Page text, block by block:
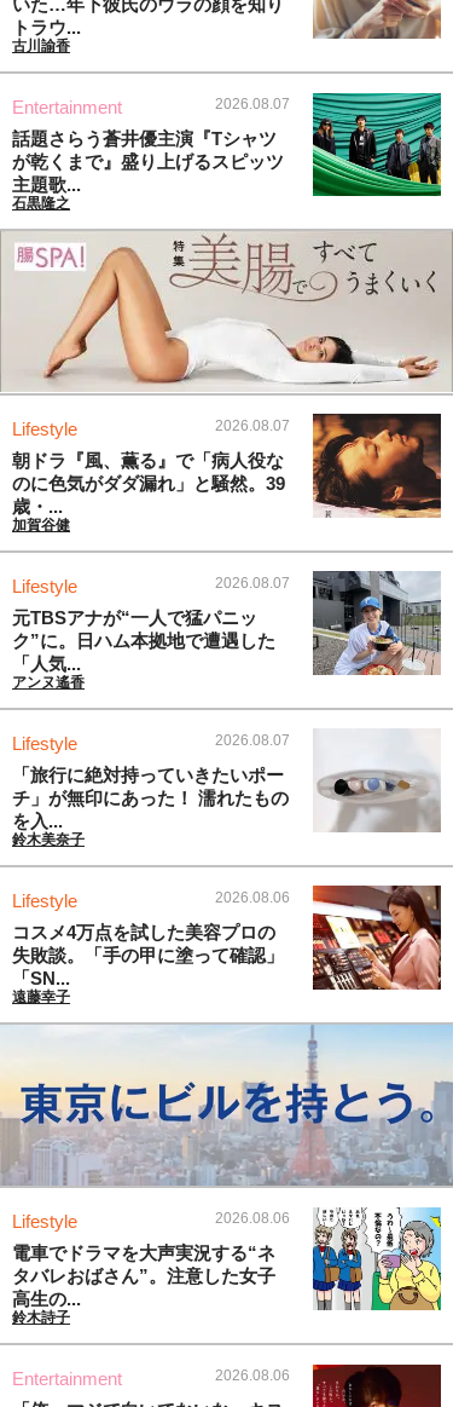
いた…年下彼氏のウラの顔を知り
トラウ...
古川諭香
Entertainment 2026.08.07
話題さらう蒼井優主演『Tシャツ
が乾くまで』盛り上げるスピッツ
主題歌...
石黒隆之
Lifestyle 2026.08.07
朝ドラ『風、薫る』で「病人役な
のに色気がダダ漏れ」と騒然。39
歳・...
加賀谷健
Lifestyle 2026.08.07
元TBSアナが“一人で猛パニッ
ク”に。日ハム本拠地で遭遇した
「人気...
アンヌ遙香
Lifestyle 2026.08.07
「旅行に絶対持っていきたいポー
チ」が無印にあった！ 濡れたもの
を入...
鈴木美奈子
Lifestyle 2026.08.06
コスメ4万点を試した美容プロの
失敗談。「手の甲に塗って確認」
「SN...
遠藤幸子
Lifestyle 2026.08.06
電車でドラマを大声実況する“ネ
タバレおばさん”。注意した女子
高生の...
鈴木詩子
Entertainment 2026.08.06